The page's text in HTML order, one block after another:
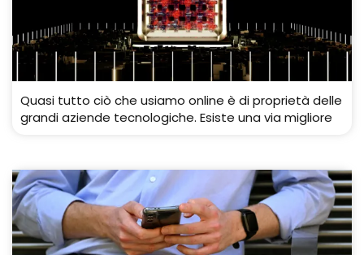
Quasi tutto ciò che usiamo online è di proprietà delle
grandi aziende tecnologiche. Esiste una via migliore